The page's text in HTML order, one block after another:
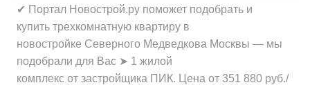
Средняя цена
Средняя цена от 490 900 ₽
Средняя цена
за квартиру
от 22 214 000 ₽
Минимальная цена
за 1 м²
за квартиру
Средняя цена
за квартиру
от 28 242 000 ₽
✔ Портал Новострой.ру поможет подобрать и
купить трехкомнатную квартиру в
новостройке Северного Медведкова Москвы — мы
подобрали для Вас ➤ 1 жилой
комплекс от застройщика ПИК. Цена от 351 880 руб./